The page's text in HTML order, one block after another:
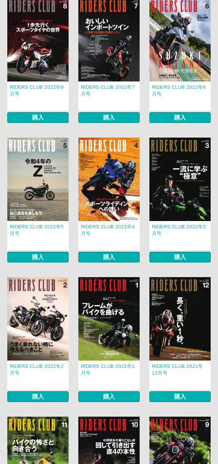
RIDERS CLUB 2022年8
月号
購入
RIDERS CLUB 2022年7
月号
購入
RIDERS CLUB 2022年6
月号
購入
RIDERS CLUB 2022年5
月号
購入
RIDERS CLUB 2022年4
月号
購入
RIDERS CLUB 2022年3
月号
購入
RIDERS CLUB 2022年2
月号
購入
RIDERS CLUB 2022年1
月号
購入
RIDERS CLUB 2021年
12月号
購入